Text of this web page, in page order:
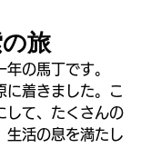
旅
の馬丁です。
に着きました。こ
して、たくさんの
生活の息を満たし